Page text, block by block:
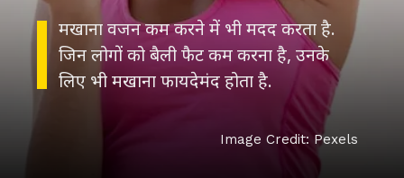
मखाना वजन कम करने में भी मदद करता है.
जिन लोगों को बैली फैट कम करना है, उनके
लिए भी मखाना फायदेमंद होता है.
Image Credit: Pexels